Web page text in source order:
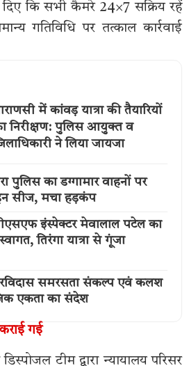
दिए कि सभी कैमरे 24×7 सक्रिय रहें
गतिविधि पर तत्काल कार्रवाई
में कांवड़ यात्रा की तैयारियों
निरीक्षण: पुलिस आयुक्त व
ने लिया जायजा
पुलिस का डग्गामार वाहनों पर
सीज, मचा हड़कंप
इंस्पेक्टर मेवालाल पटेल का
तिरंगा यात्रा से गूंजा
रविदास समरसता संकल्प एवं कलश
एकता का संदेश
गई
टीम द्वारा न्यायालय परिसर